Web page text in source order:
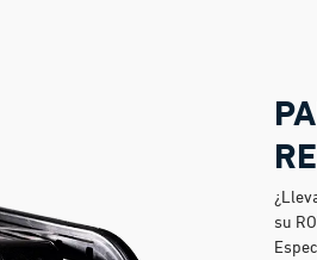
su